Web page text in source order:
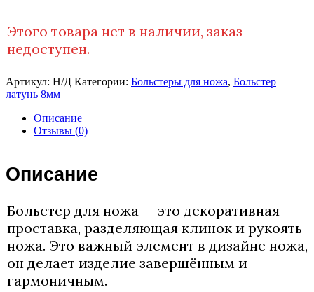
Этого товара нет в наличии, заказ
недоступен.
Артикул: Н/Д Категории: Больстеры для ножа, Больстер
латунь 8мм
Описание
Отзывы (0)
Описание
Больстер для ножа — это декоративная
проставка, разделяющая клинок и рукоять
ножа. Это важный элемент в дизайне ножа,
он делает изделие завершённым и
гармоничным.